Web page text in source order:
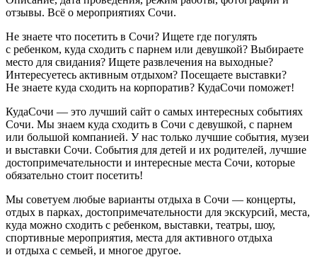
отзывы. Всё о мероприятиях Сочи.
Не знаете что посетить в Сочи? Ищете где погулять
с ребенком, куда сходить с парнем или девушкой? Выбираете
место для свидания? Ищете развлечения на выходные?
Интересуетесь активным отдыхом? Посещаете выставки?
Не знаете куда сходить на корпоратив? КудаСочи поможет!
КудаСочи — это лучший сайт о самых интересных событиях
Сочи. Мы знаем куда сходить в Сочи с девушкой, с парнем
или большой компанией. У нас только лучшие события, музеи
и выставки Сочи. События для детей и их родителей, лучшие
достопримечательности и интересные места Сочи, которые
обязательно стоит посетить!
Мы советуем любые варианты отдыха в Сочи — концерты,
отдых в парках, достопримечательности для экскурсий, места,
куда можно сходить с ребенком, выставки, театры, шоу,
спортивные мероприятия, места для активного отдыха
и отдыха с семьей, и многое другое.